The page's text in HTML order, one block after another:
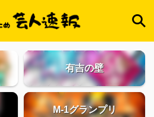
有吉の壁
M-1グランプリ